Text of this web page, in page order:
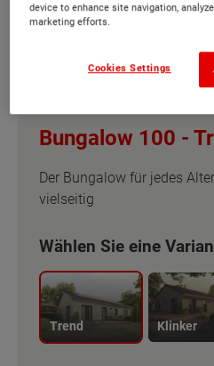
Energiestandard EH 40
Bungalow 100 -
Der Bungalow für jedes
vielseitig
Wählen Sie eine
Trend Klinker
device to enhance site navigation,
marketing efforts.
Cookies Settings